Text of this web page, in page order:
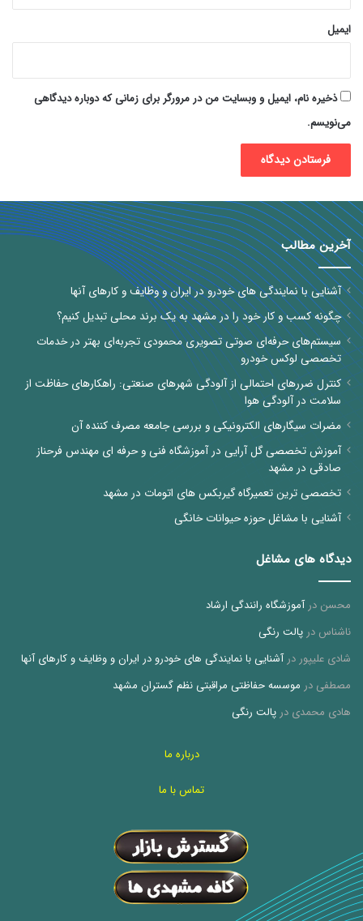
ایمیل
ذخیره نام، ایمیل و وبسایت من در مرورگر برای زمانی که دوباره دیدگاهی
می‌نویسم.
آخرین مطالب
آشنایی با نمایندگی های خودرو در ایران و وظایف و کارهای آنها
چگونه کسب و کار خود را در مشهد به یک برند محلی تبدیل کنیم؟
سیستم‌های حرفه‌ای صوتی تصویری محمودی تجربه‌ای بهتر در خدمات
تخصصی لوکس خودرو
کنترل ضررهای احتمالی از آلودگی شهرهای صنعتی: راهکارهای حفاظت از
سلامت در آلودگی هوا
مضرات سیگارهای الکترونیکی و بررسی جامعه مصرف کننده آن
آموزش تخصصی گل آرایی در آموزشگاه فنی و حرفه ای مهندس فرحناز
صادقی در مشهد
تخصصی ترین تعمیرگاه گیربکس های اتومات در مشهد
آشنایی با مشاغل حوزه حیوانات خانگی
دیدگاه های مشاغل
محسن درآموزشگاه رانندگی ارشاد
ناشناس در پالت رنگی
شادی علیپور درآشنایی با نمایندگی های خودرو در ایران و وظایف و کارهای آنها
مصطفی در موسسه حفاظتی مراقبتی نظم گستران مشهد
هادی محمدی در پالت رنگی
درباره ما
تماس با ما